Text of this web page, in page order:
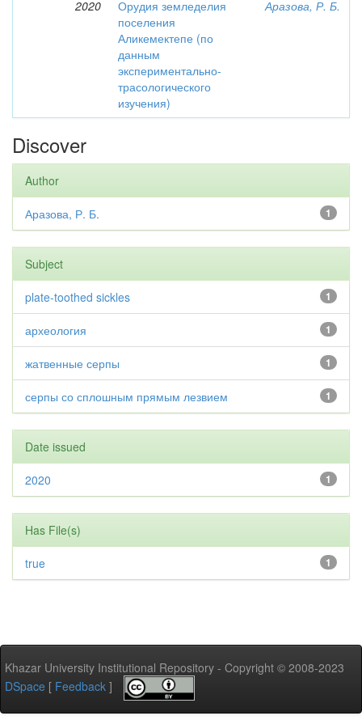
2020
Орудия земледелия
поселения
Аликемектепе (по
данным
экспериментально-
трасологического
изучения)
Аразова, Р. Б.
Discover
Author
1
Аразова, Р. Б.
Subject
1
plate-toothed sickles
1
археология
1
жатвенные серпы
1
серпы со сплошным прямым лезвием
Date issued
1
2020
Has File(s)
1
true
Khazar University Institutional Repository - Copyright © 2008-2023
DSpace [ Feedback ]